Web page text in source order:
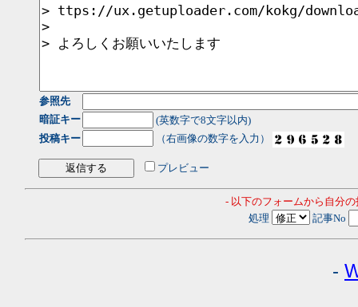
参照先
暗証キー
(英数字で8文字以内)
投稿キー
（右画像の数字を入力）
プレビュー
- 以下のフォームから自分
処理
記事No
-